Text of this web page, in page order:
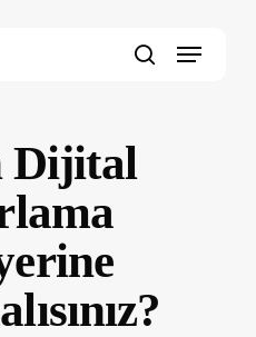
Menu
Dijital